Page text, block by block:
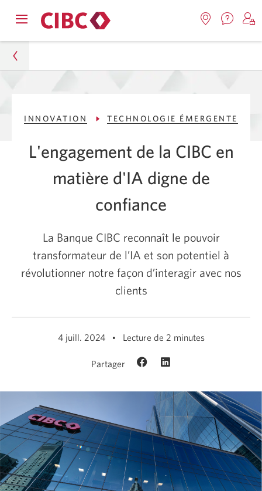
Passer
en
direct
Passer
navigation
menu.
fenêtre
Banque de demain
Innovation
Technologie émergente
L'engagement de la CIBC en matière d'IA digne de
INNOVATION TECHNOLOGIE ÉMERGENTE
L'engagement de la CIBC en
matière d'IA digne de
confiance
La Banque CIBC reconnaît le pouvoir
transformateur de l’IA et son potentiel à
révolutionner notre façon d’interagir avec nos
clients
4 juill. 2024 Lecture de 2 minutes
Partager